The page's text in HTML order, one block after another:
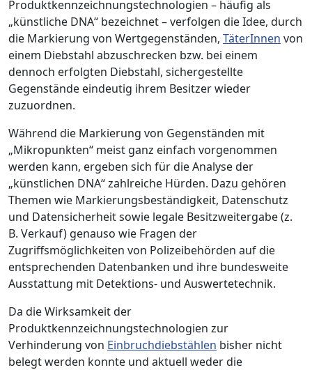
Produktkennzeichnungstechnologien – häufig als
„künstliche DNA“ bezeichnet – verfolgen die Idee, durch
die Markierung von Wertgegenständen, TäterInnen von
einem Diebstahl abzuschrecken bzw. bei einem
dennoch erfolgten Diebstahl, sichergestellte
Gegenstände eindeutig ihrem Besitzer wieder
zuzuordnen.
Während die Markierung von Gegenständen mit
„Mikropunkten“ meist ganz einfach vorgenommen
werden kann, ergeben sich für die Analyse der
„künstlichen DNA“ zahlreiche Hürden. Dazu gehören
Themen wie Markierungsbeständigkeit, Datenschutz
und Datensicherheit sowie legale Besitzweitergabe (z.
B. Verkauf) genauso wie Fragen der
Zugriffsmöglichkeiten von Polizeibehörden auf die
entsprechenden Datenbanken und ihre bundesweite
Ausstattung mit Detektions- und Auswertetechnik.
Da die Wirksamkeit der
Produktkennzeichnungstechnologien zur
Verhinderung von Einbruchdiebstählen bisher nicht
belegt werden konnte und aktuell weder die